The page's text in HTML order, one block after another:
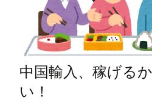
中国輸入、稼げる
い！